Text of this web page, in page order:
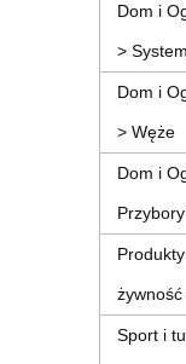
Dom i
>
Dom i
> Węże
Dom i
żywność
Sport i